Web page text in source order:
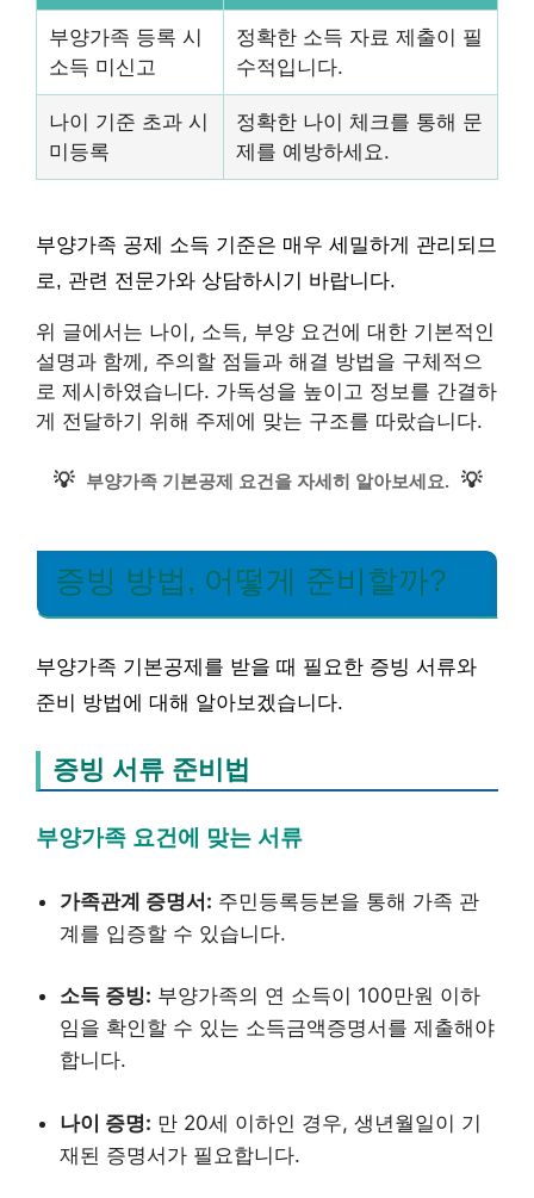
부양가족 등록 시
소득 미신고
정확한 소득 자료 제출이 필
수적입니다.
나이 기준 초과 시
미등록
정확한 나이 체크를 통해 문
제를 예방하세요.
부양가족 공제 소득 기준은 매우 세밀하게 관리되므
로, 관련 전문가와 상담하시기 바랍니다.
위 글에서는 나이, 소득, 부양 요건에 대한 기본적인
설명과 함께, 주의할 점들과 해결 방법을 구체적으
로 제시하였습니다. 가독성을 높이고 정보를 간결하
게 전달하기 위해 주제에 맞는 구조를 따랐습니다.
💡 부양가족 기본공제 요건을 자세히 알아보세요. 💡
증빙 방법, 어떻게 준비할까?
부양가족 기본공제를 받을 때 필요한 증빙 서류와
준비 방법에 대해 알아보겠습니다.
증빙 서류 준비법
부양가족 요건에 맞는 서류
가족관계 증명서: 주민등록등본을 통해 가족 관
계를 입증할 수 있습니다.
소득 증빙: 부양가족의 연 소득이 100만원 이하
임을 확인할 수 있는 소득금액증명서를 제출해야
합니다.
나이 증명: 만 20세 이하인 경우, 생년월일이 기
재된 증명서가 필요합니다.